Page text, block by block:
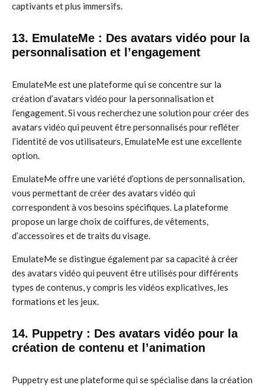
captivants et plus immersifs.
13. EmulateMe : Des avatars vidéo pour la
personnalisation et l’engagement
EmulateMe est une plateforme qui se concentre sur la
création d’avatars vidéo pour la personnalisation et
l’engagement. Si vous recherchez une solution pour créer des
avatars vidéo qui peuvent être personnalisés pour refléter
l’identité de vos utilisateurs, EmulateMe est une excellente
option.
EmulateMe offre une variété d’options de personnalisation,
vous permettant de créer des avatars vidéo qui
correspondent à vos besoins spécifiques. La plateforme
propose un large choix de coiffures, de vêtements,
d’accessoires et de traits du visage.
EmulateMe se distingue également par sa capacité à créer
des avatars vidéo qui peuvent être utilisés pour différents
types de contenus, y compris les vidéos explicatives, les
formations et les jeux.
14. Puppetry : Des avatars vidéo pour la
création de contenu et l’animation
Puppetry est une plateforme qui se spécialise dans la création